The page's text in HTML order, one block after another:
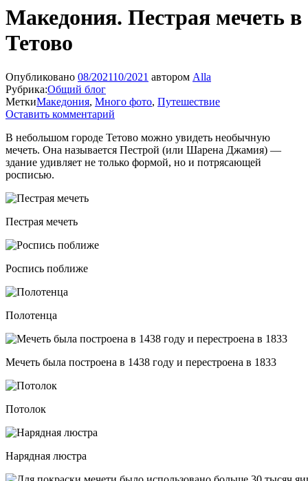
Македония. Пестрая мечеть в
Тетово
Опубликовано 08/202110/2021 автором Alla
Рубрика:Общий блог
МеткиМакедония, Много фото, Путешествие
Оставить комментарий
В небольшом городе Тетово можно увидеть необычную
мечеть. Она называется Пестрой (или Шарена Джамия) —
здание удивляет не только формой, но и потрясающей
росписью.
Пестрая мечеть
Роспись поближе
Полотенца
Мечеть была построена в 1438 году и перестроена в 1833
Потолок
Нарядная люстра